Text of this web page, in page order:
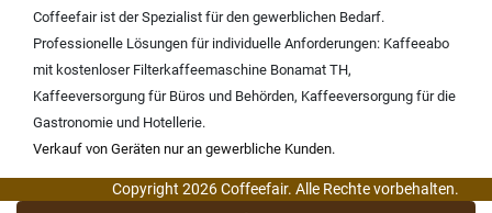
Coffeefair ist der Spezialist für den gewerblichen Bedarf.
Professionelle Lösungen für individuelle Anforderungen: Kaffeeabo
mit kostenloser Filterkaffeemaschine Bonamat TH,
Kaffeeversorgung für Büros und Behörden, Kaffeeversorgung für die
Gastronomie und Hotellerie.
Verkauf von Geräten nur an gewerbliche Kunden.
Copyright 2026 Coffeefair. Alle Rechte vorbehalten.